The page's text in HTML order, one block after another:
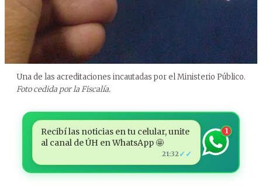
Una de las acreditaciones incautadas por el Ministerio Público.
Foto cedida por la Fiscalía.
Recibí las noticias en tu celular, unite
al canal de ÚH en WhatsApp 🤩
21:32 ✓✓
1